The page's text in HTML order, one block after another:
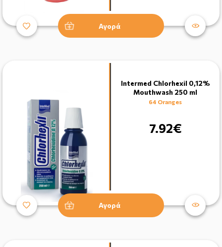
Αγορά
Intermed Chlorhexil 0,12%
Mouthwash 250 ml
64 Oranges
7.92€
Αγορά